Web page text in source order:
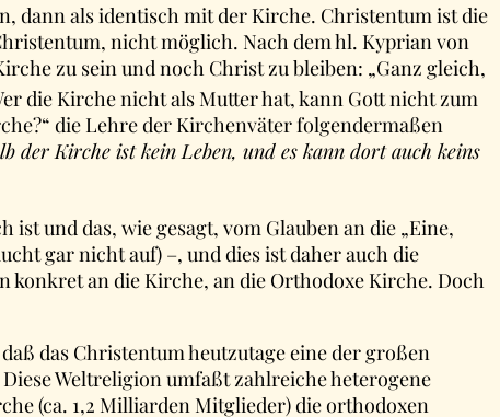
dann als identisch mit der Kirche. Christentum ist die
nicht möglich. Nach dem hl. Kyprian von
zu sein und noch Christ zu bleiben: „Ganz gleich,
die Kirche nicht als Mutter hat, kann Gott nicht zum
die Lehre der Kirchenväter folgendermaßen
der Kirche ist kein Leben, und es kann dort auch keins
und das, wie gesagt, vom Glauben an die „Eine,
gar nicht auf) –, und dies ist daher auch die
konkret an die Kirche, an die Orthodoxe Kirche. Doch
das Christentum heutzutage eine der großen
Weltreligion umfaßt zahlreiche heterogene
(ca. 1,2 Milliarden Mitglieder) die orthodoxen